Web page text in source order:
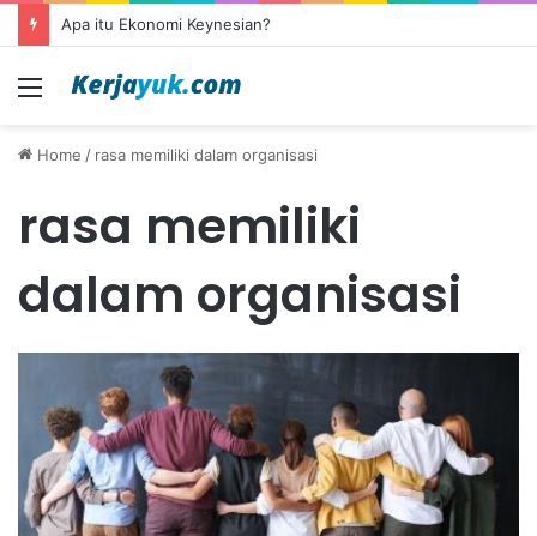
Apa itu Ekonomi Keynesian?
Menu
Home / rasa memiliki dalam organisasi
rasa memiliki
dalam organisasi